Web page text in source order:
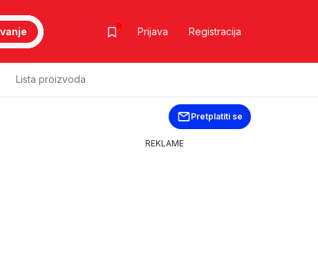
Prijava Registracija
Lista proizvoda
Pretplatiti se
REKLAME